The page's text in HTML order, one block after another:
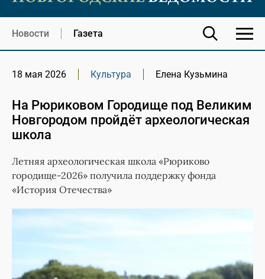
Новости Газета
18 мая 2026 Культура Елена Кузьмина
На Рюриковом Городище под Великим
Новгородом пройдёт археологическая
школа
Летняя археологическая школа «Рюриково
городище-2026» получила поддержку фонда
«История Отечества»